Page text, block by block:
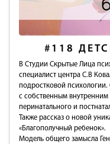
#118
В Студии Скрытые Лица
специалист центра С.В
подростковой психологии.
с собственным
перинатального и
Также рассказ о новой
«Благополучный ребенок».
Модель общего замысла